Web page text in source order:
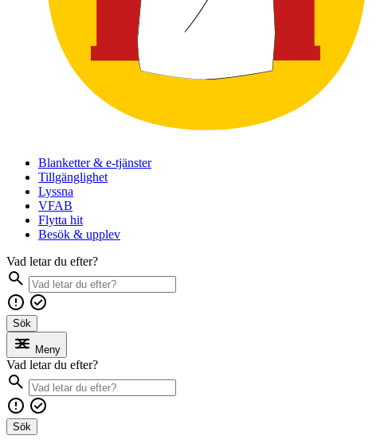
Blanketter & e-tjänster
Tillgänglighet
Lyssna
VFAB
Flytta hit
Besök & upplev
Vad letar du efter?
Sök
Meny
Vad letar du efter?
Sök